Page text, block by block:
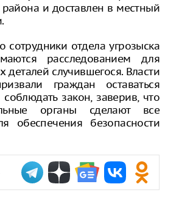
и доставлен в местный
сотрудники отдела угрозыска
расследованием для
деталей случившегося. Власти
граждан оставаться
закон, заверив, что
органы сделают все
обеспечения безопасности